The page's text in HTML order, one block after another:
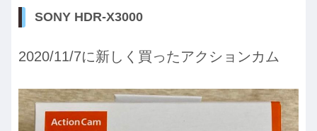
SONY HDR-X3000
2020/11/7に新しく買ったアクションカム